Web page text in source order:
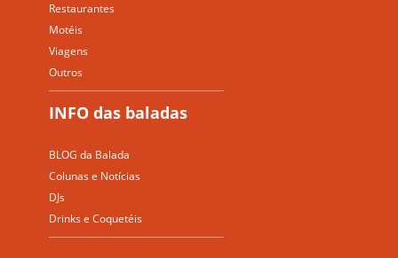
Restaurantes
Motéis
Viagens
Outros
INFO das baladas
BLOG da Balada
Colunas e Notícias
DJs
Drinks e Coquetéis